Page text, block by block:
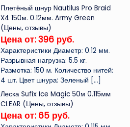
Плетёный шнур Nautilus Pro Braid
X4 150м. 0.12мм. Army Green
(Цены, отзывы)
Цена от: 396 руб.
Характеристики Диаметр: 0.12 мм.
Разрывная нагрузка: 5.5 кг.
Размотка: 150 м. Количество нитей:
4 шт. Цвет шнура: Зеленый […]
Леска Sufix Ice Magic 50м 0.115мм
CLEAR (Цены, отзывы)
Цена от: 65 руб.